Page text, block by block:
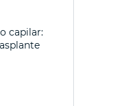
capilar: